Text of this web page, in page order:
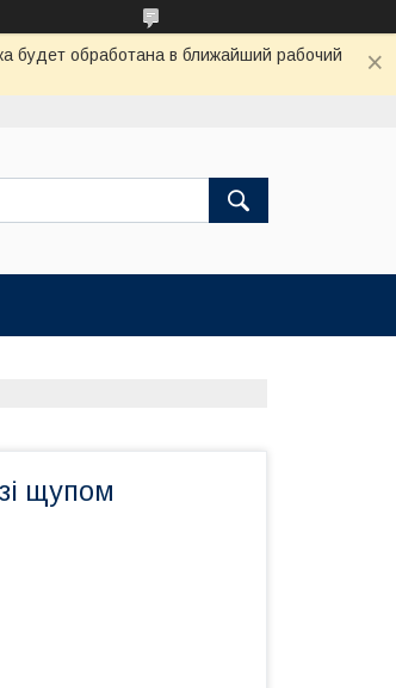
будет обработана в ближайший рабочий
щупом